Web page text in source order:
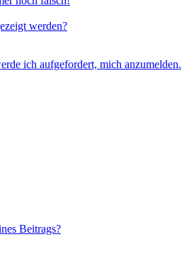
werden?
ich aufgefordert, mich anzumelden.
Beitrags?